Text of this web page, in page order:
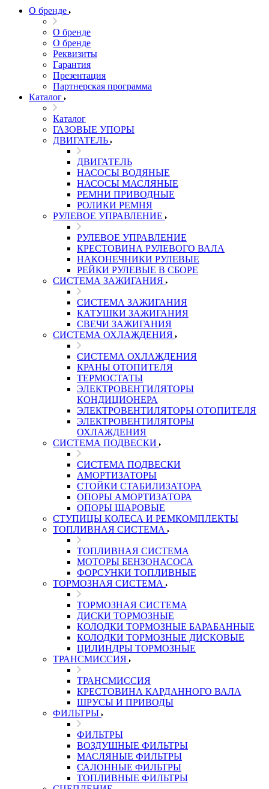
О бренде
О бренде
О бренде
Реквизиты
Гарантия
Презентация
Партнерская программа
Каталог
Каталог
ГАЗОВЫЕ УПОРЫ
ДВИГАТЕЛЬ
ДВИГАТЕЛЬ
НАСОСЫ ВОДЯНЫЕ
НАСОСЫ МАСЛЯНЫЕ
РЕМНИ ПРИВОДНЫЕ
РОЛИКИ РЕМНЯ
РУЛЕВОЕ УПРАВЛЕНИЕ
РУЛЕВОЕ УПРАВЛЕНИЕ
КРЕСТОВИНА РУЛЕВОГО ВАЛА
НАКОНЕЧНИКИ РУЛЕВЫЕ
РЕЙКИ РУЛЕВЫЕ В СБОРЕ
СИСТЕМА ЗАЖИГАНИЯ
СИСТЕМА ЗАЖИГАНИЯ
КАТУШКИ ЗАЖИГАНИЯ
СВЕЧИ ЗАЖИГАНИЯ
СИСТЕМА ОХЛАЖДЕНИЯ
СИСТЕМА ОХЛАЖДЕНИЯ
КРАНЫ ОТОПИТЕЛЯ
ТЕРМОСТАТЫ
ЭЛЕКТРОВЕНТИЛЯТОРЫ
КОНДИЦИОНЕРА
ЭЛЕКТРОВЕНТИЛЯТОРЫ ОТОПИТЕЛЯ
ЭЛЕКТРОВЕНТИЛЯТОРЫ
ОХЛАЖДЕНИЯ
СИСТЕМА ПОДВЕСКИ
СИСТЕМА ПОДВЕСКИ
АМОРТИЗАТОРЫ
СТОЙКИ СТАБИЛИЗАТОРА
ОПОРЫ АМОРТИЗАТОРА
ОПОРЫ ШАРОВЫЕ
СТУПИЦЫ КОЛЕСА И РЕМКОМПЛЕКТЫ
ТОПЛИВНАЯ СИСТЕМА
ТОПЛИВНАЯ СИСТЕМА
МОТОРЫ БЕНЗОНАСОСА
ФОРСУНКИ ТОПЛИВНЫЕ
ТОРМОЗНАЯ СИСТЕМА
ТОРМОЗНАЯ СИСТЕМА
ДИСКИ ТОРМОЗНЫЕ
КОЛОДКИ ТОРМОЗНЫЕ БАРАБАННЫЕ
КОЛОДКИ ТОРМОЗНЫЕ ДИСКОВЫЕ
ЦИЛИНДРЫ ТОРМОЗНЫЕ
ТРАНСМИССИЯ
ТРАНСМИССИЯ
КРЕСТОВИНА КАРДАННОГО ВАЛА
ШРУСЫ И ПРИВОДЫ
ФИЛЬТРЫ
ФИЛЬТРЫ
ВОЗДУШНЫЕ ФИЛЬТРЫ
МАСЛЯНЫЕ ФИЛЬТРЫ
САЛОННЫЕ ФИЛЬТРЫ
ТОПЛИВНЫЕ ФИЛЬТРЫ